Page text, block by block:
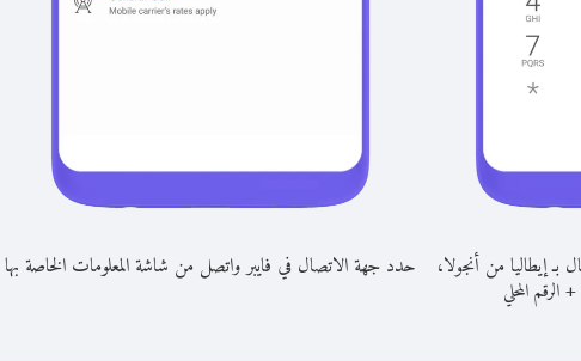
بـ إيطاليا من أنجولا،
+الرقم المحلي
حدد جهة الاتصال في فايبر واتصل من شاشة المعلومات الخاصة بها